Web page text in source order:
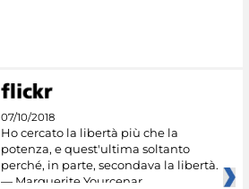
07/10/2018
Ho cercato la libertà più che la
potenza, e quest'ultima soltanto
perché, in parte, secondava la libertà.
— Marguerite Yourcenar